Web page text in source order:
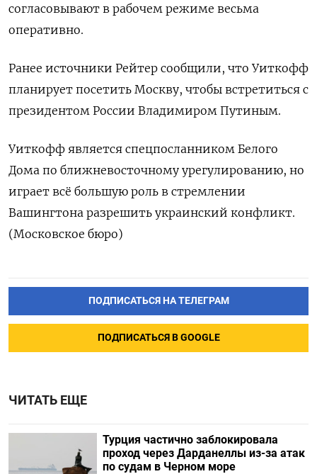
согласовывают в рабочем режиме весьма
оперативно.
Ранее источники Рейтер сообщили, что Уиткофф
планирует посетить Москву, чтобы встретиться с
президентом России Владимиром Путиным.
Уиткофф является спецпосланником Белого
Дома по ближневосточному урегулированию, но
играет всё большую роль в стремлении
Вашингтона разрешить украинский конфликт.
(Московское бюро)
ПОДПИСАТЬСЯ НА ТЕЛЕГРАМ
ПОДПИСАТЬСЯ В GOOGLE
ЧИТАТЬ ЕЩЕ
Турция частично заблокировала
проход через Дарданеллы из-за атак
по судам в Черном море